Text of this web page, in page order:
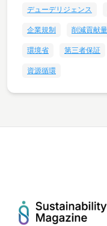
デューデリジェンス
企業規制
削減貢献量
環境省
第三者保証
資源循環